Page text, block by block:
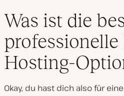
Was ist die
Hosting-
Okay, du hast dich also für